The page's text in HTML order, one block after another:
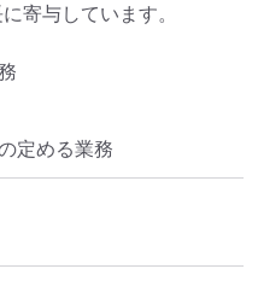
寄与しています。
定める業務